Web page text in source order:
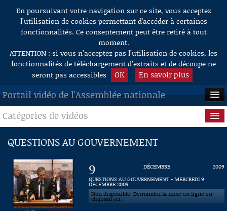
Aller au contenu
En poursuivant votre navigation sur ce site, vous acceptez
l’utilisation de cookies permettant d'accéder à certaines
fonctionnalités. Ce consentement peut être retiré à tout
moment.
ATTENTION : si vous n’acceptez pas l’utilisation de cookies, les
fonctionnalités de téléchargement d’extraits et de découpe ne
seront pas accessibles
OK En savoir plus
Portail vidéo de l'Assemblée nationale
ACCUEIL
EN DIRECT
À LA DEMANDE
RECHERCHE
AIDE À LA DÉCOUPE
DE VIDÉOS
Catégories de vidéos
Séance publique
Questions au Gouvernement
Commissions
Présidence
QUESTIONS AU GOUVERNEMENT
9 DÉCEMBRE
2009
QUESTIONS AU GOUVERNEMENT - MERCREDI 9
DECEMBRE 2009
Non disponible. Demandez la mise en ligne en
cliquant ici.